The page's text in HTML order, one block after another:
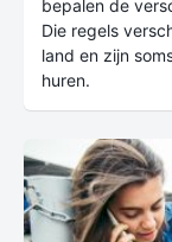
bepalen de
Die regels
land en zijn
huren.